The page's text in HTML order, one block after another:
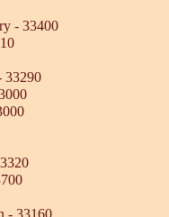
- 33400
33290
- 33160